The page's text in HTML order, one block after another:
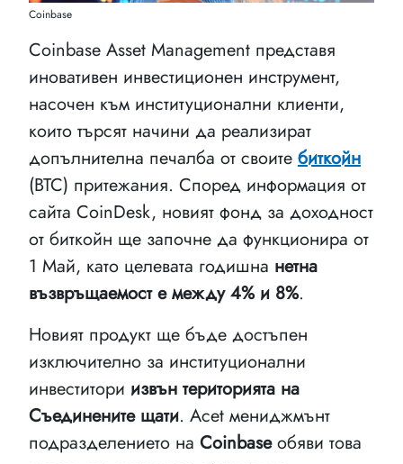
Coinbase
Coinbase Asset Management представя
иновативен инвестиционен инструмент,
насочен към институционални клиенти,
които търсят начини да реализират
допълнителна печалба от своите биткойн
(BTC) притежания. Според информация от
сайта CoinDesk, новият фонд за доходност
от биткойн ще започне да функционира от
1 Май, като целевата годишна нетна
възвръщаемост е между 4% и 8%.
Новият продукт ще бъде достъпен
изключително за институционални
инвеститори извън територията на
Съединените щати. Асеt мениджмънт
подразделението на Coinbaseобяви това